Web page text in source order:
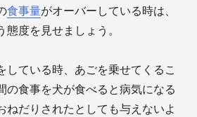
食事量がオーバーしている時は、
態度を見せましょう。
している時、あごを乗せてくるこ
の食事を犬が食べると病気になる
ねだりされたとしても与えないよ